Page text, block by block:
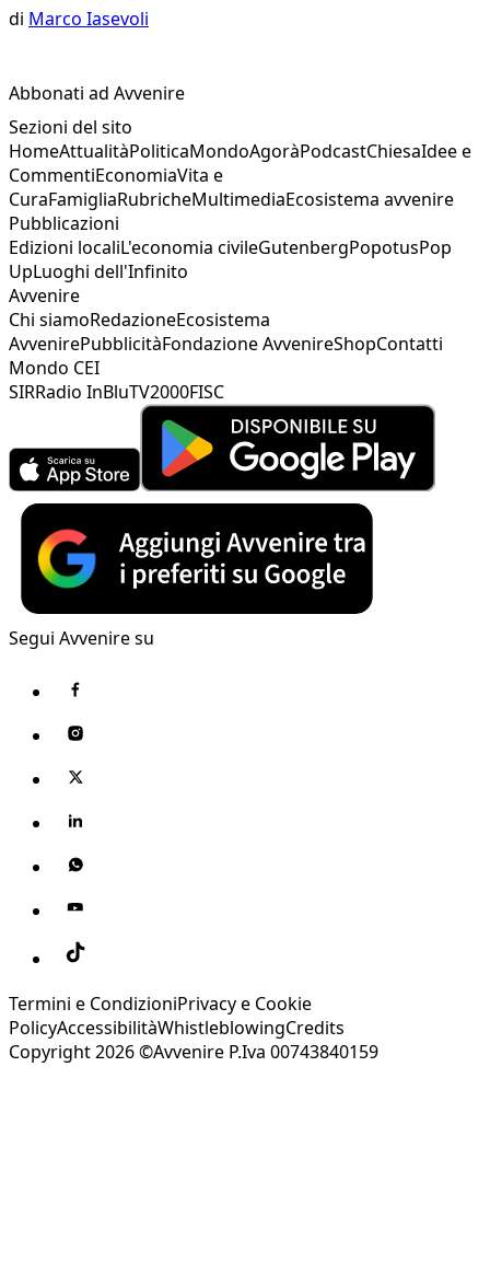
di Marco Iasevoli
Abbonati ad Avvenire
Sezioni del sito
HomeAttualitàPoliticaMondoAgoràPodcastChiesaIdee e
CommentiEconomiaVita e
CuraFamigliaRubricheMultimediaEcosistema avvenire
Pubblicazioni
Edizioni localiL'economia civileGutenbergPopotusPop
UpLuoghi dell'Infinito
Avvenire
Chi siamoRedazioneEcosistema
AvvenirePubblicitàFondazione AvvenireShopContatti
Mondo CEI
SIRRadio InBluTV2000FISC
Segui Avvenire su
Termini e CondizioniPrivacy e Cookie
PolicyAccessibilitàWhistleblowingCredits
Copyright 2026 ©Avvenire P.Iva 00743840159